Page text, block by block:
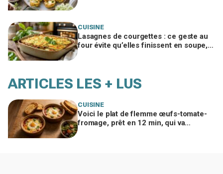
CUISINE
Lasagnes de courgettes : ce geste au
four évite qu’elles finissent en soupe,
ARTICLES LES + LUS
CUISINE
Voici le plat de flemme œufs-tomate-
fromage, prêt en 12 min, qui va